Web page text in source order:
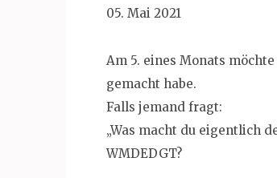
05. Mai 2021
Am 5. eines Monats
gemacht habe.
Falls jemand fragt:
„Was macht du eigentlich
WMDEDGT?